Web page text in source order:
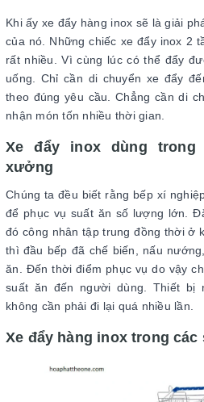
Khi ấy xe đẩy hàng inox sẽ là giải
của nó. Những chiếc xe đẩy inox 2
rất nhiều. Vì cùng lúc có thể đẩy
uống. Chỉ cần di chuyển xe đẩy
theo đúng yêu cầu. Chẳng cần di
nhận món tốn nhiều thời gian.
Xe đẩy inox dùng
xưởng
Chúng ta đều biết rằng bếp xí
để phục vụ suất ăn số lượng lớn.
đó công nhân tập trung đồng thời ở
thì đầu bếp đã chế biến, nấu
ăn. Đến thời điểm phục vụ do vậy
suất ăn đến người dùng. Thiết bị
không cần phải đi lại quá nhiều lần.
Xe đẩy hàng inox trong các